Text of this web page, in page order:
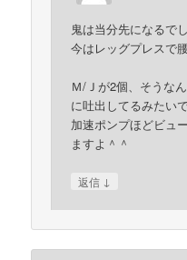
鬼は当分先になるで
今はレッグプレスで
Ｍ/Ｊが2個、そうな
に吐出してるみたいで
加速ポンプほどビュ
ますよ＾＾
返信 ↓